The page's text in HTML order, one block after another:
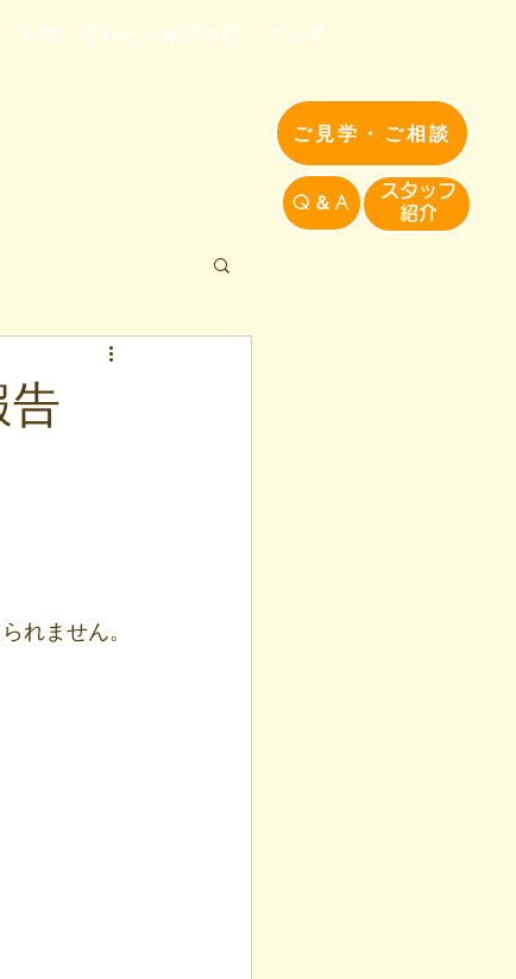
ご見学・ご相談
Q＆A
​スタッフ
紹介​
お問い合わせ・見学予約 ブログ
告
れません。